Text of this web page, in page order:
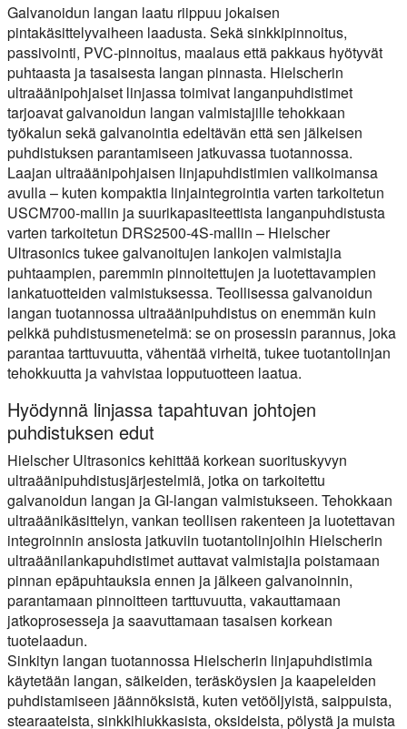
Galvanoidun langan laatu riippuu jokaisen
pintakäsittelyvaiheen laadusta. Sekä sinkkipinnoitus,
passivointi, PVC-pinnoitus, maalaus että pakkaus hyötyvät
puhtaasta ja tasaisesta langan pinnasta. Hielscherin
ultraäänipohjaiset linjassa toimivat langanpuhdistimet
tarjoavat galvanoidun langan valmistajille tehokkaan
työkalun sekä galvanointia edeltävän että sen jälkeisen
puhdistuksen parantamiseen jatkuvassa tuotannossa.
Laajan ultraäänipohjaisen linjapuhdistimien valikoimansa
avulla – kuten kompaktia linjaintegrointia varten tarkoitetun
USCM700-mallin ja suurikapasiteettista langanpuhdistusta
varten tarkoitetun DRS2500-4S-mallin – Hielscher
Ultrasonics tukee galvanoitujen lankojen valmistajia
puhtaampien, paremmin pinnoitettujen ja luotettavampien
lankatuotteiden valmistuksessa. Teollisessa galvanoidun
langan tuotannossa ultraäänipuhdistus on enemmän kuin
pelkkä puhdistusmenetelmä: se on prosessin parannus, joka
parantaa tarttuvuutta, vähentää virheitä, tukee tuotantolinjan
tehokkuutta ja vahvistaa lopputuotteen laatua.
Hyödynnä linjassa tapahtuvan johtojen
puhdistuksen edut
Hielscher Ultrasonics kehittää korkean suorituskyvyn
ultraäänipuhdistusjärjestelmiä, jotka on tarkoitettu
galvanoidun langan ja GI-langan valmistukseen. Tehokkaan
ultraäänikäsittelyn, vankan teollisen rakenteen ja luotettavan
integroinnin ansiosta jatkuviin tuotantolinjoihin Hielscherin
ultraäänilankapuhdistimet auttavat valmistajia poistamaan
pinnan epäpuhtauksia ennen ja jälkeen galvanoinnin,
parantamaan pinnoitteen tarttuvuutta, vakauttamaan
jatkoprosesseja ja saavuttamaan tasaisen korkean
tuotelaadun.
Sinkityn langan tuotannossa Hielscherin linjapuhdistimia
käytetään langan, säikeiden, teräsköysien ja kaapeleiden
puhdistamiseen jäännöksistä, kuten vetööljyistä, saippuista,
stearaateista, sinkkihiukkasista, oksideista, pölystä ja muista